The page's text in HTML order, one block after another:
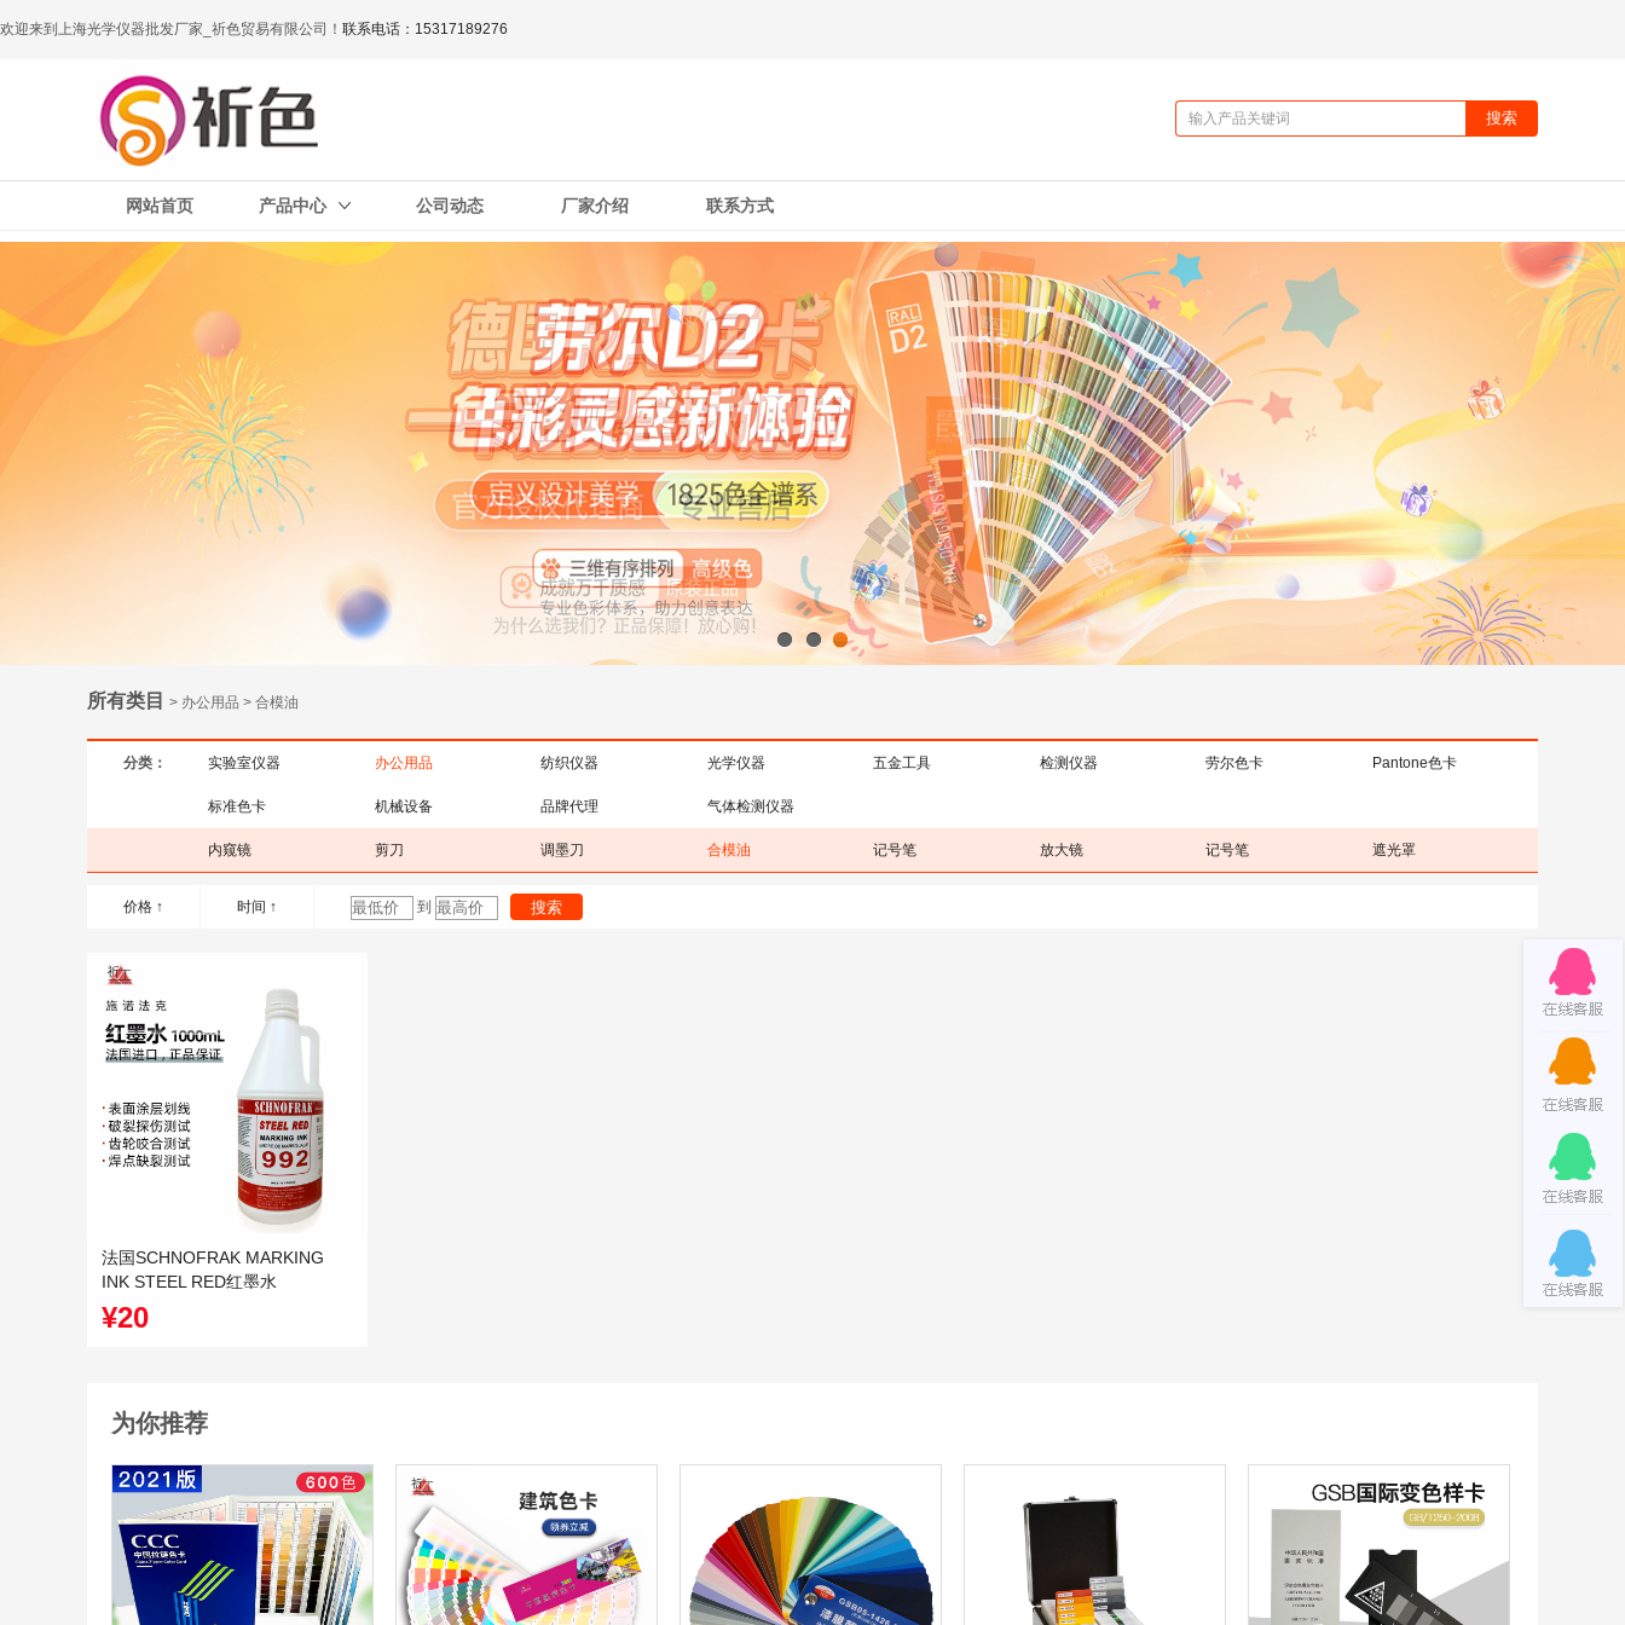
欢迎来到上海光学仪器批发厂家_祈色贸易有限公司！ 联系电话：15317189276
网站首页 产品中心 公司动态 厂家介绍 联系方式
2
所有类目 > 办公用品 > 合模油
分类： 实验室仪器 办公用品 纺织仪器 光学仪器 五金工具 检测仪器 劳尔色卡 Pantone色卡
标准色卡 机械设备 品牌代理 气体检测仪器
内窥镜 剪刀 调墨刀 合模油 记号笔 放大镜 记号笔 遮光罩
价格 ↑ 时间 ↑ 到
法国SCHNOFRAK MARKING
INK STEEL RED红墨水
SMT/PCB/BGA焊点测试
¥20
为你推荐